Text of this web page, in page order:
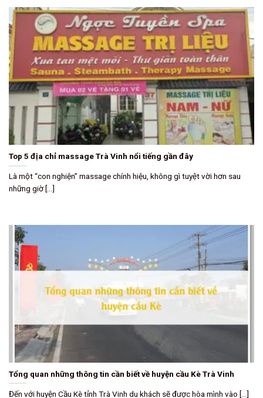
Top 5 địa chỉ massage Trà Vinh nổi tiếng gần đây
Là một “con nghiện” massage chính hiệu, không gì tuyệt vời hơn sau
những giờ [...]
Tổng quan những thông tin cần biết về huyện cầu Kè Trà Vinh
Đến với huyện Cầu Kè tỉnh Trà Vinh du khách sẽ được hòa mình vào [...]